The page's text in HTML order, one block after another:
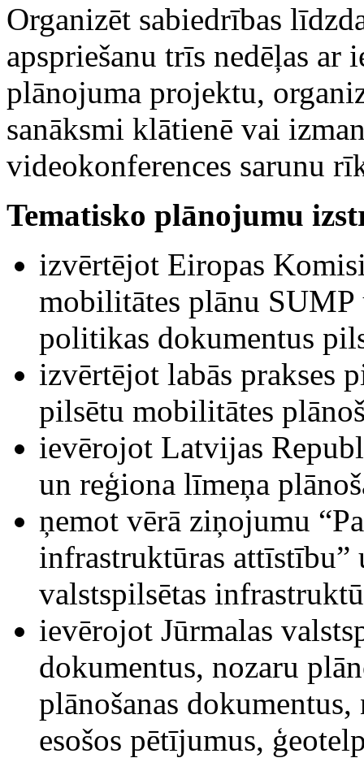
Organizēt sabiedrības
apspriešanu trīs nedēļas ar
plānojuma projektu,
sanāksmi klātienē vai
videokonferences sarunu
Tematisko plānojumu
izvērtējot Eiropas
mobilitātes plānu
politikas dokumentus
izvērtējot labās prakses
pilsētu mobilitātes
ievērojot Latvijas
un reģiona līmeņa
ņemot vērā ziņojumu
infrastruktūras attīstību”
valstspilsētas
ievērojot Jūrmalas
dokumentus, nozaru
plānošanas
esošos pētījumus,